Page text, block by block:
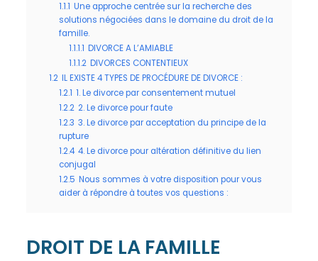
1.1.1 Une approche centrée sur la recherche des
solutions négociées dans le domaine du droit de la
famille.
1.1.1.1 DIVORCE A L’AMIABLE
1.1.1.2 DIVORCES CONTENTIEUX
1.2 IL EXISTE 4 TYPES DE PROCÉDURE DE DIVORCE :
1.2.1 1. Le divorce par consentement mutuel
1.2.2 2. Le divorce pour faute
1.2.3 3. Le divorce par acceptation du principe de la
rupture
1.2.4 4. Le divorce pour altération définitive du lien
conjugal
1.2.5 Nous sommes à votre disposition pour vous
aider à répondre à toutes vos questions :
DROIT DE LA FAMILLE